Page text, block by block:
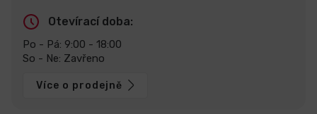
Otevírací doba:
Po - Pá: 9:00 - 18:00
So - Ne: Zavřeno
Více o prodejně